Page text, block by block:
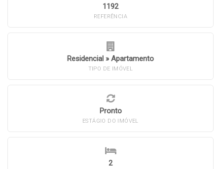
1192
REFERÊNCIA
Residencial » Apartamento
TIPO DE IMÓVEL
Pronto
ESTÁGIO DO IMÓVEL
2